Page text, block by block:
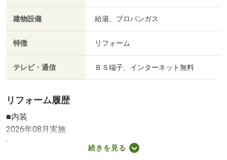
建物設備 給湯、プロパンガス
特徴 リフォーム
テレビ・通信 ＢＳ端子、インターネット無料
リフォーム履歴
■内装
2026年08月実施
内装全面（床・壁・天井・建具）
リビング壁天井アクセントクロス、ダウンライト
続きを見る